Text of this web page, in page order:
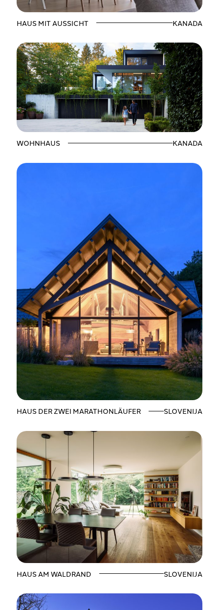
HAUS MIT AUSSICHT KANADA
WOHNHAUS KANADA
HAUS DER ZWEI MARATHONLÄUFER SLOVENIJA
HAUS AM WALDRAND SLOVENIJA